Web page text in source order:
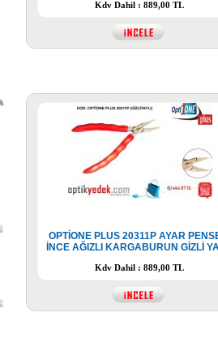
Kdv Dahil : 889,00 TL
OPTİONE PLUS 20311P AYAR
İNCE AĞIZLI KARGABURUN GİZLİ
Kdv Dahil : 889,00 TL